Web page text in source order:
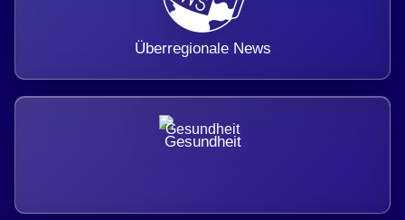
Überregionale News
Gesundheit